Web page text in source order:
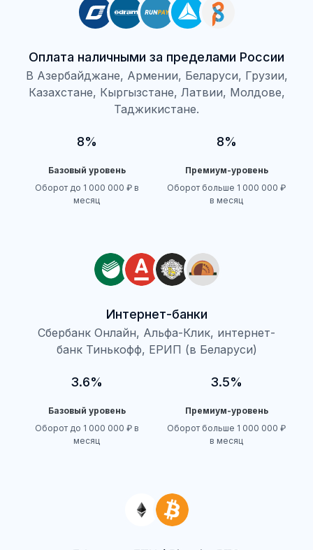
Оплата наличными за пределами России
В Азербайджане, Армении, Беларуси, Грузии,
Казахстане, Кыргызстане, Латвии, Молдове,
Таджикистане.
8%
Базовый уровень
Оборот до 1 000 000 ₽ в
месяц
8%
Премиум-уровень
Оборот больше 1 000 000 ₽
в месяц
Интернет-банки
Сбербанк Онлайн, Альфа-Клик, интернет-
банк Тинькофф, ЕРИП (в Беларуси)
3.6%
Базовый уровень
Оборот до 1 000 000 ₽ в
месяц
3.5%
Премиум-уровень
Оборот больше 1 000 000 ₽
в месяц